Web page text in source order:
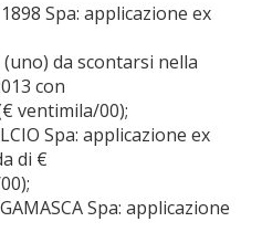
Spa: applicazione ex
da scontarsi nella
con
ventimila/00);
Spa: applicazione ex
di €
Spa: applicazione